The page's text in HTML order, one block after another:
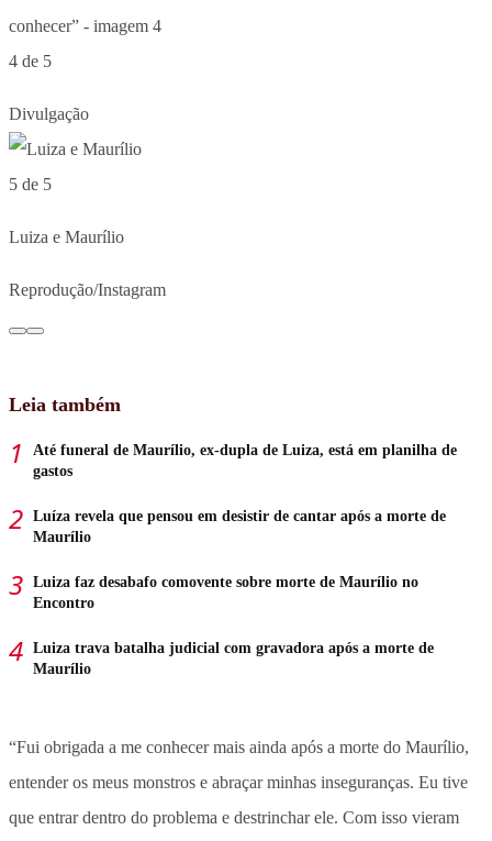
4 de 5
Divulgação
5 de 5
Luiza e Maurílio
Reprodução/Instagram
Leia também
Até funeral de Maurílio, ex-dupla de Luiza, está em planilha de
gastos
Luíza revela que pensou em desistir de cantar após a morte de
Maurílio
Luiza faz desabafo comovente sobre morte de Maurílio no
Encontro
Luiza trava batalha judicial com gravadora após a morte de
Maurílio
“Fui obrigada a me conhecer mais ainda após a morte do Maurílio,
entender os meus monstros e abraçar minhas inseguranças. Eu tive
que entrar dentro do problema e destrinchar ele. Com isso vieram